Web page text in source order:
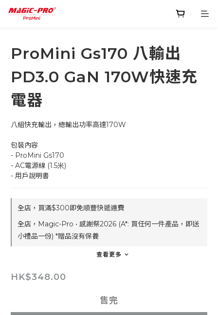
ProMini Gs170 八輸出
PD3.0 GaN 170W快速充
電器
八組快充輸出，總輸出功率高達170W
包裝內容
- ProMini Gs170
- AC電源線 (1.5米)
- 用戶說明書
全店，買滿$300即免順豐快遞運費
全店，Magic-Pro • 感謝祭2026 (A*: 買任何一件產品，即送
小禮品一份) *贈品沒有保養
查看更多
HK$348.00
售完